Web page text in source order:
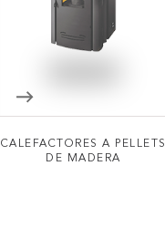
CALEFACTORES A PELLETS
DE MADERA